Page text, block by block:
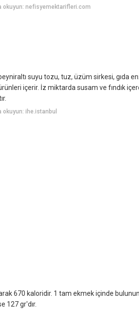
okuyun: nefisyemektarifleri.com
suyu tozu, tuz, üzüm sirkesi, gıda
içerir. İz miktarda susam ve fındık
okuyun: ihe.istanbul
670 kaloridir. 1 tam ekmek içinde
127 gr'dır.